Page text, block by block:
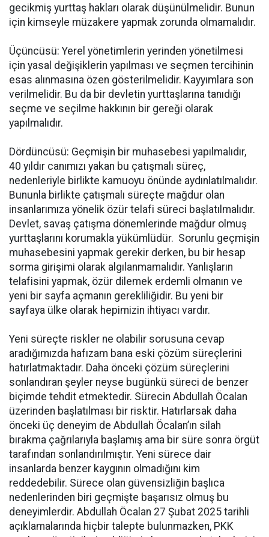
gecikmiş yurttaş hakları olarak düşünülmelidir. Bunun
için kimseyle müzakere yapmak zorunda olmamalıdır.
Üçüncüsü: Yerel yönetimlerin yerinden yönetilmesi
için yasal değişiklerin yapılması ve seçmen tercihinin
esas alınmasına özen gösterilmelidir. Kayyımlara son
verilmelidir. Bu da bir devletin yurttaşlarına tanıdığı
seçme ve seçilme hakkının bir gereği olarak
yapılmalıdır.
Dördüncüsü: Geçmişin bir muhasebesi yapılmalıdır,
40 yıldır canımızı yakan bu çatışmalı süreç,
nedenleriyle birlikte kamuoyu önünde aydınlatılmalıdır.
Bununla birlikte çatışmalı süreçte mağdur olan
insanlarımıza yönelik özür telafi süreci başlatılmalıdır.
Devlet, savaş çatışma dönemlerinde mağdur olmuş
yurttaşlarını korumakla yükümlüdür. Sorunlu geçmişin
muhasebesini yapmak gerekir derken, bu bir hesap
sorma girişimi olarak algılanmamalıdır. Yanlışların
telafisini yapmak, özür dilemek erdemli olmanın ve
yeni bir sayfa açmanın gerekliliğidir. Bu yeni bir
sayfaya ülke olarak hepimizin ihtiyacı vardır.
Yeni süreçte riskler ne olabilir sorusuna cevap
aradığımızda hafızam bana eski çözüm süreçlerini
hatırlatmaktadır. Daha önceki çözüm süreçlerini
sonlandıran şeyler neyse bugünkü süreci de benzer
biçimde tehdit etmektedir. Sürecin Abdullah Öcalan
üzerinden başlatılması bir risktir. Hatırlarsak daha
önceki üç deneyim de Abdullah Öcalan’ın silah
bırakma çağrılarıyla başlamış ama bir süre sonra örgüt
tarafından sonlandırılmıştır. Yeni sürece dair
insanlarda benzer kaygının olmadığını kim
reddedebilir. Sürece olan güvensizliğin başlıca
nedenlerinden biri geçmişte başarısız olmuş bu
deneyimlerdir. Abdullah Öcalan 27 Şubat 2025 tarihli
açıklamalarında hiçbir talepte bulunmazken, PKK